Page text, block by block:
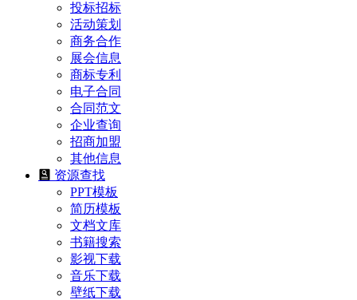
投标招标
活动策划
商务合作
展会信息
商标专利
电子合同
合同范文
企业查询
招商加盟
其他信息
资源查找
PPT模板
简历模板
文档文库
书籍搜索
影视下载
音乐下载
壁纸下载